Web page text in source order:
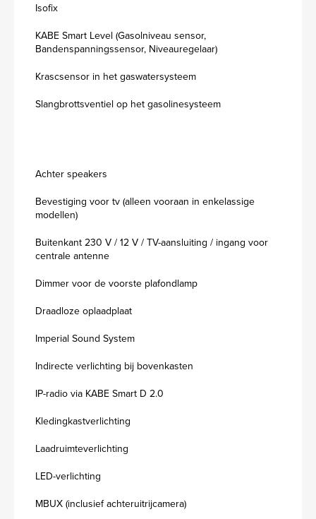
Isofix
KABE Smart Level (Gasolniveau sensor,
Bandenspanningssensor, Niveauregelaar)
Krascsensor in het gaswatersysteem
Slangbrottsventiel op het gasolinesysteem
Achter speakers
Bevestiging voor tv (alleen vooraan in enkelassige
modellen)
Buitenkant 230 V / 12 V / TV-aansluiting / ingang voor
centrale antenne
Dimmer voor de voorste plafondlamp
Draadloze oplaadplaat
Imperial Sound System
Indirecte verlichting bij bovenkasten
IP-radio via KABE Smart D 2.0
Kledingkastverlichting
Laadruimteverlichting
LED-verlichting
MBUX (inclusief achteruitrijcamera)